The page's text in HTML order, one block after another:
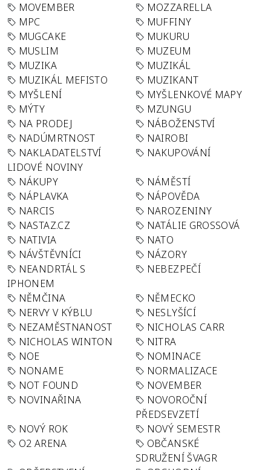
MOVEMBER
MOZZARELLA
MPC
MUFFINY
MUGCAKE
MUKURU
MUSLIM
MUZEUM
MUZIKA
MUZIKÁL
MUZIKÁL MEFISTO
MUZIKANT
MYŠLENÍ
MYŠLENKOVÉ MAPY
MÝTY
MZUNGU
NA PRODEJ
NÁBOŽENSTVÍ
NADÚMRTNOST
NAIROBI
NAKLADATELSTVÍ
LIDOVÉ NOVINY
NAKUPOVÁNÍ
NÁKUPY
NÁMĚSTÍ
NÁPLAVKA
NÁPOVĚDA
NARCIS
NAROZENINY
NASTAZ.CZ
NATÁLIE GROSSOVÁ
NATIVIA
NATO
NÁVŠTĚVNÍCI
NÁZORY
NEANDRTÁL S
IPHONEM
NEBEZPEČÍ
NĚMČINA
NĚMECKO
NERVY V KÝBLU
NESLYŠÍCÍ
NEZAMĚSTNANOST
NICHOLAS CARR
NICHOLAS WINTON
NITRA
NOE
NOMINACE
NONAME
NORMALIZACE
NOT FOUND
NOVEMBER
NOVINAŘINA
NOVOROČNÍ
PŘEDSEVZETÍ
NOVÝ ROK
NOVÝ SEMESTR
O2 ARENA
OBČANSKÉ
SDRUŽENÍ ŠVAGR